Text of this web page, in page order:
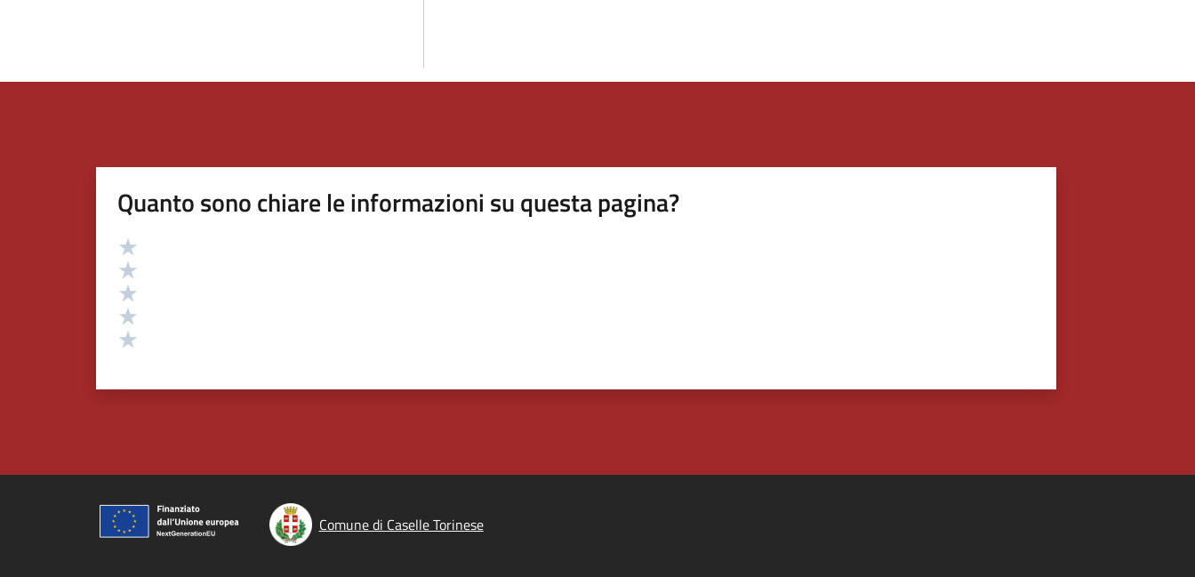
Quanto sono chiare le informazioni su questa pagina?
Valutazione
Comune di Caselle Torinese